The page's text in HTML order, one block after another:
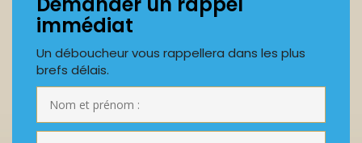
immédiat
Un déboucheur vous rappellera dans les plus
brefs délais.